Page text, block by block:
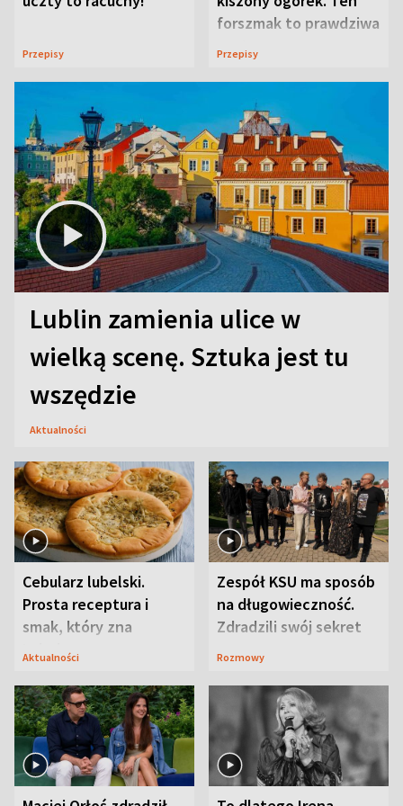
Przepisy
forszmak to prawdziwa
uczta
Przepisy
Lublin zamienia ulice w
wielką scenę. Sztuka jest tu
wszędzie
Aktualności
Cebularz lubelski.
Prosta receptura i
smak, który zna
Lubelszczyzna
Aktualności
Zespół KSU ma sposób
na długowieczność.
Zdradzili swój sekret
Rozmowy